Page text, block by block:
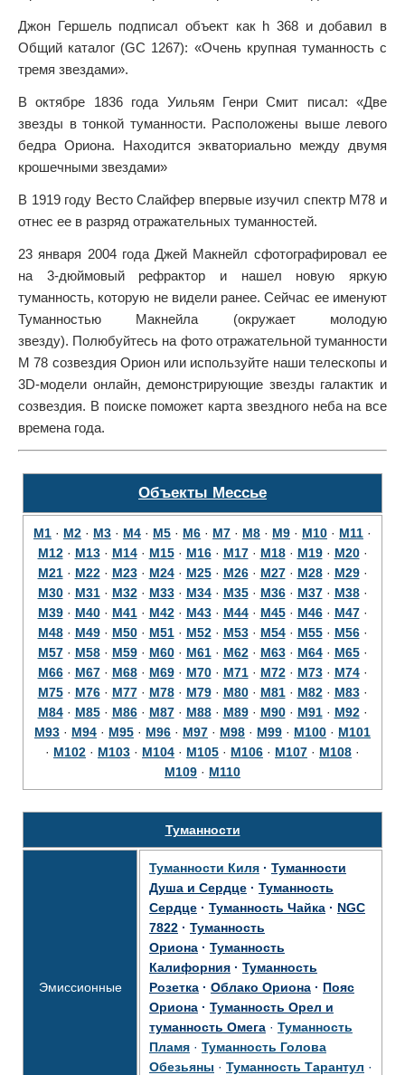
Джон Гершель подписал объект как h 368 и добавил в
Общий каталог (GC 1267): «Очень крупная туманность с
тремя звездами».
В октябре 1836 года Уильям Генри Смит писал: «Две
звезды в тонкой туманности. Расположены выше левого
бедра Ориона. Находится экваториально между двумя
крошечными звездами»
В 1919 году Весто Слайфер впервые изучил спектр М78 и
отнес ее в разряд отражательных туманностей.
23 января 2004 года Джей Макнейл сфотографировал ее
на 3-дюймовый рефрактор и нашел новую яркую
туманность, которую не видели ранее. Сейчас ее именуют
Туманностью Макнейла (окружает молодую
звезду). Полюбуйтесь на фото отражательной туманности
М 78 созвездия Орион или используйте наши телескопы и
3D-модели онлайн, демонстрирующие звезды галактик и
созвездия. В поиске поможет карта звездного неба на все
времена года.
Объекты Мессье
M1 · M2 · M3 · M4 · M5 · M6 · M7 · M8 · M9 · M10 · M11 ·
M12· M13· M14· M15· M16· M17· M18· M19· M20·
M21· M22· M23· M24· M25· M26· M27· M28· M29·
M30· M31· M32· M33· M34· M35· M36· M37· M38·
M39· M40· M41· M42· M43· M44· M45· M46· M47·
M48· M49· M50· M51· M52· M53· M54· M55· M56·
M57· M58· M59· M60· M61· M62· M63· M64· M65·
M66· M67· M68· M69· M70· M71· M72· M73· M74·
M75· M76· M77· M78· M79· M80· M81· M82· M83·
M84· M85· M86· M87· M88· M89· M90· M91· M92·
M93 · M94 · M95 · M96 · M97 · M98 · M99 · M100 · M101
· M102 · M103 · M104 · M105 · M106 · M107 · M108 ·
M109 · M110
Туманности
Эмиссионные
Туманности Киля · Туманности
Душа и Сердце · Туманность
Сердце · Туманность Чайка · NGC
7822 · Туманность
Ориона · Туманность
Калифорния · Туманность
Розетка · Облако Ориона · Пояс
Ориона · Туманность Орел и
туманность Омега · Туманность
Пламя · Туманность Голова
Обезьяны · Туманность Тарантул ·